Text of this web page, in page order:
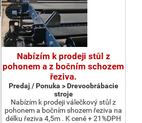
Nabízím k prodeji stůl z
pohonem a z bočním schozem
řeziva.
Predaj / Ponuka > Drevoobrábacie
stroje
Nabízím k prodeji válečkový stůl z
pohonem a bočním shozem řeziva na
délku řeziva 4,5m . K ceně + 21%DPH